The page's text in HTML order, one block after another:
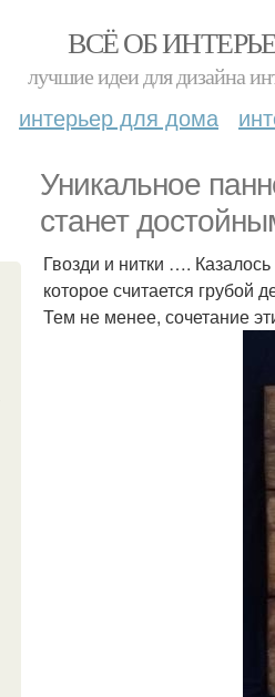
ВСЁ ОБ
лучшие идеи для дизайна
интерьер для дома
Уникальное
станет
Гвозди и нитки ….
которое считается
Тем не менее, сочетание